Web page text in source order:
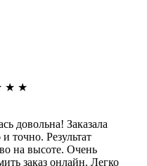
★ ★
довольна! Заказала
точно. Результат
на высоте. Очень
заказ онлайн. Легко